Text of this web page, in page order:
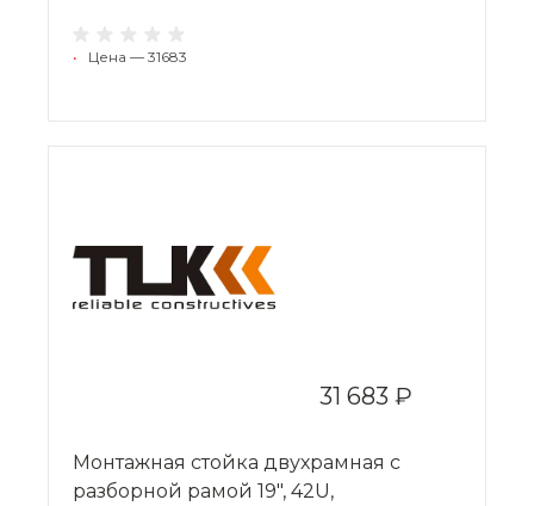
• Цена — 31683
31 683 ₽
Монтажная стойка двухрамная с
разборной рамой 19", 42U,